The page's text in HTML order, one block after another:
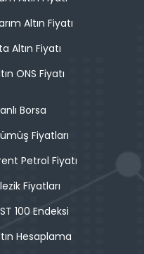
Altın Fiyatı
Altın Fiyatı
ONS Fiyatı
Borsa
Fiyatları
Petrol Fiyatı
Fiyatları
100 Endeksi
Hesaplama